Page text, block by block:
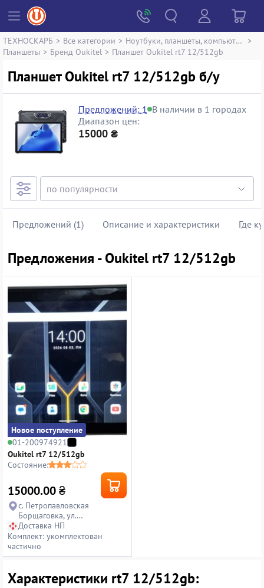
ТЕХНОСКАРБ > Все категории > Ноутбуки, планшеты, компьютеры >
Планшеты > Бренд Oukitel > Планшет Oukitel rt7 12/512gb
Планшет Oukitel rt7 12/512gb б/у
Предложений: 1 В наличии в 1 городах
Диапазон цен:
15000 ₴
Предложений (1) Описание и характеристики Где
Предложения - Oukitel rt7 12/512gb
Новое поступление
01-200974921
Oukitel rt7 12/512gb
Состояние:
15000.00₴
с. Петропавловская
Борщаговка, ул.
Петропавловская, 14
Доставка НП
Комплект: укомплектован
частично
Характеристики rt7 12/512gb: